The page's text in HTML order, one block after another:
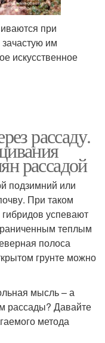
при
им
искусственное
рассаду.
рассадой
подзимний или
При таком
успевают
теплым
полоса
грунте можно
мысль – а
рассады? Давайте
метода